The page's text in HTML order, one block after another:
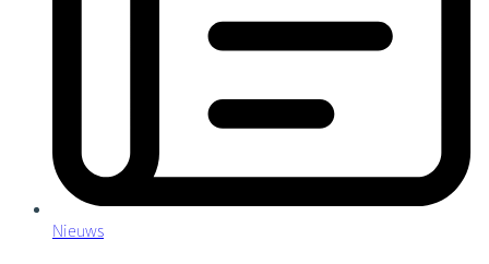
Nieuws